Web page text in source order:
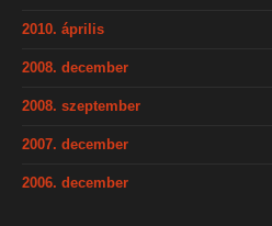
2010. április
2008. december
2008. szeptember
2007. december
2006. december